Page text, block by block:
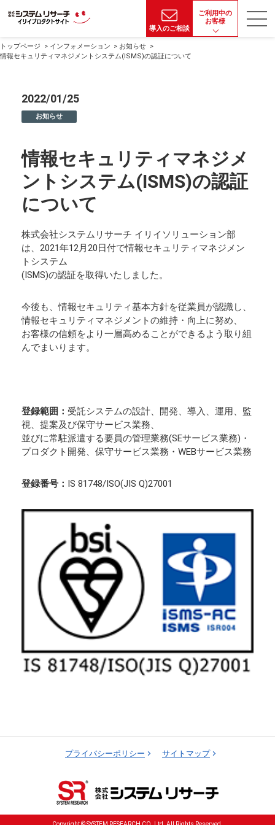
導入のご相談
ご利用中の
お客様
トップページ インフォメーション
お知らせ
情報セキュリティマネジメントシステム(ISMS)の認証について
2022/01/25
お知らせ
情報セキュリティマネジメ
ントシステム(ISMS)の認証
について
株式会社システムリサーチ イリイソリューション部
は、2021年12月20日付で情報セキュリティマネジメン
トシステム
(ISMS)の認証を取得いたしました。
今後も、情報セキュリティ基本方針を従業員が認識し、
情報セキュリティマネジメントの維持・向上に努め、
お客様の信頼をより一層高めることができるよう取り組
んでまいります。
登録範囲： 受託システムの設計、開発、導入、運用、監
視、提案及び保守サービス業務、
並びに常駐派遣する要員の管理業務(SEサービス業務)・
プロダクト開発、保守サービス業務・WEBサービス業務
登録番号： IS 81748/ISO(JIS Q)27001
プライバシーポリシー サイトマップ